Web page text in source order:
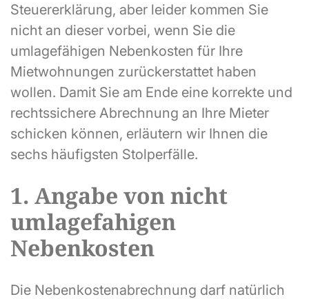
Steuererklärung, aber leider kommen Sie
nicht an dieser vorbei, wenn Sie die
umlagefähigen Nebenkosten für Ihre
Mietwohnungen zurückerstattet haben
wollen. Damit Sie am Ende eine korrekte und
rechtssichere Abrechnung an Ihre Mieter
schicken können, erläutern wir Ihnen die
sechs häufigsten Stolperfälle.
1. Angabe von nicht
umlagefahigen
Nebenkosten
Die Nebenkostenabrechnung darf natürlich